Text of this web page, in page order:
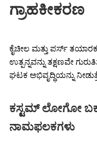
ಗ್ರಾಹಕೀಕರಣ
ಕೈಚೀಲ ಮತ್ತು ಪರ್ಸ್
ಉತ್ಪನ್ನವನ್ನು ತಕ್ಷಣವೇ
ಘಟಕ ಅಭಿವೃದ್ಧಿಯನ್ನು
ಕಸ್ಟಮ್ ಲೋಗೋ
ನಾಮಫಲಕಗಳು